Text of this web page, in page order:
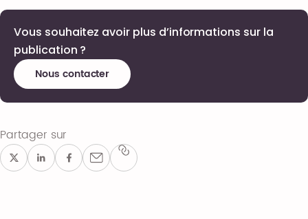
Vous souhaitez avoir plus d’informations sur la
publication ?
Nous contacter
Partager sur